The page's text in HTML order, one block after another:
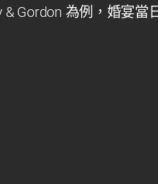
& Gordon 為例，婚宴當